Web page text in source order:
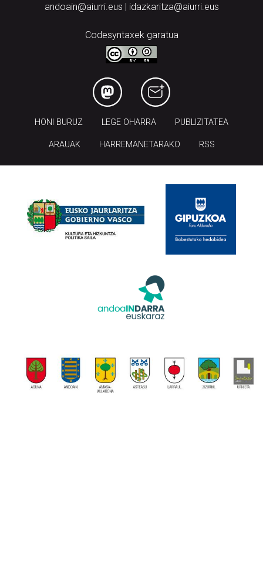
andoain@aiurri.eus | idazkaritza@aiurri.eus
Codesyntaxek garatua
HONI BURUZ LEGE OHARRA PUBLIZITATEA
ARAUAK HARREMANETARAKO RSS